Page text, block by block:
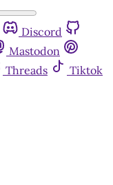
Discord
Mastodon
Threads
Tiktok